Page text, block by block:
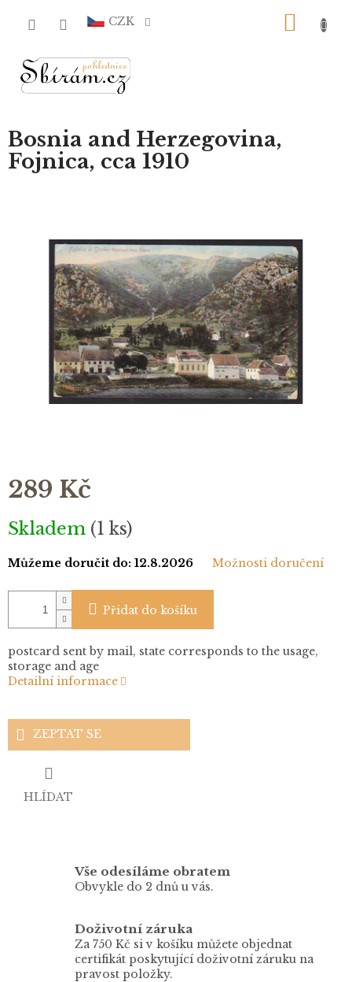
CZK
Bosnia and Herzegovina,
Fojnica, cca 1910
289 Kč
Měrná
cena:
Skladem (1 ks)
Můžeme doručit do: 12.8.2026 Možnosti doručení
Přidat do košíku
postcard sent by mail, state corresponds to the usage,
storage and age
Detailní informace
ZEPTAT SE
HLÍDAT
Vše odesíláme obratem
Obvykle do 2 dnů u vás.
Doživotní záruka
Za 750 Kč si v košíku můžete objednat
certifikát poskytující doživotní záruku na
pravost položky.